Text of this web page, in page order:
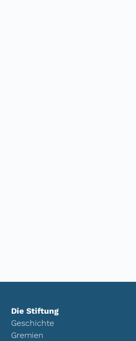
Die Stiftung
Geschichte
Gremien